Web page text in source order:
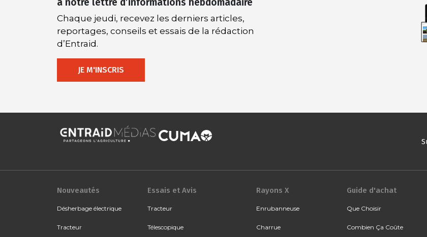
à notre lettre d’informations hebdomadaire
Chaque jeudi, recevez les derniers articles,
reportages, conseils et essais de la rédaction
d’Entraid.
JE M'INSCRIS
Nouveautés
Désherbage électrique
Tracteur
Essais et Avis
Tracteur
Télescopique
Rayons X
Enrubanneuse
Charrue
Guide d'achat
Que Choisir
Combien Ça Coûte